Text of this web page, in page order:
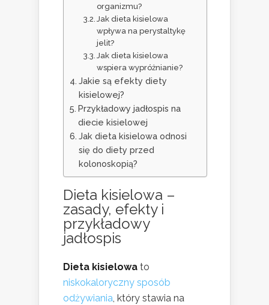
organizmu?
Jak dieta kisielowa
wpływa na perystaltykę
jelit?
Jak dieta kisielowa
wspiera wypróżnianie?
Jakie są efekty diety
kisielowej?
Przykładowy jadłospis na
diecie kisielowej
Jak dieta kisielowa odnosi
się do diety przed
kolonoskopią?
Dieta kisielowa –
zasady, efekty i
przykładowy
jadłospis
Dieta kisielowa to
niskokaloryczny sposób
odżywiania, który stawia na